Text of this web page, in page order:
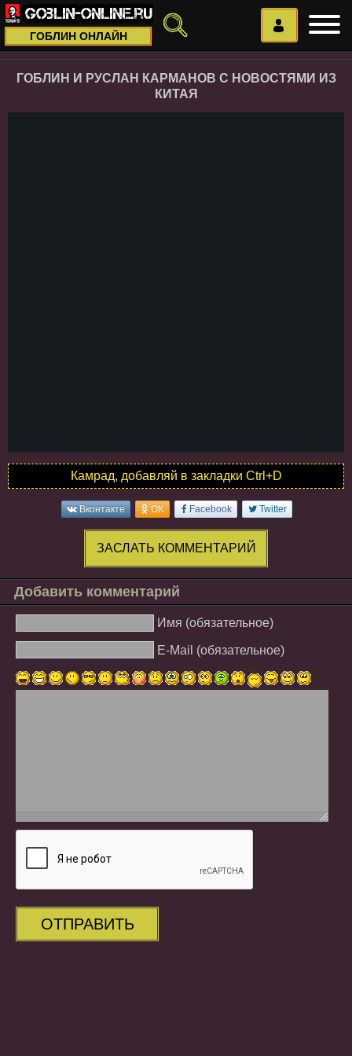
ГОБЛИН ОНЛАЙН
ГОБЛИН И РУСЛАН КАРМАНОВ С НОВОСТЯМИ ИЗ
КИТАЯ
Камрад, добавляй в закладки Ctrl+D
Вконтакте OK Facebook Twitter
ЗАСЛАТЬ КОММЕНТАРИЙ
Добавить комментарий
Имя (обязательное)
E-Mail (обязательное)
ОТПРАВИТЬ